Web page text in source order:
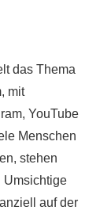
das Thema
mit
YouTube
Menschen
stehen
Umsichtige
auf der